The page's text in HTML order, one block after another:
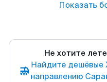
Показать
Не хотите
Найдите
направлению